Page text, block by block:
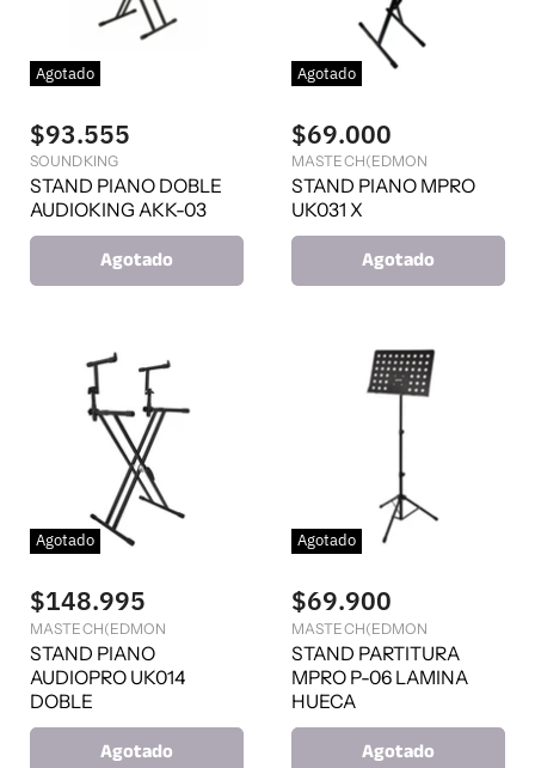
Agotado
$93.555
SOUNDKING
STAND PIANO DOBLE
AUDIOKING AKK-03
Agotado
Agotado
$69.000
MASTECH(EDMON
STAND PIANO MPRO
UK031 X
Agotado
Agotado
$148.995
MASTECH(EDMON
STAND PIANO
AUDIOPRO UK014
DOBLE
Agotado
Agotado
$69.900
MASTECH(EDMON
STAND PARTITURA
MPRO P-06 LAMINA
HUECA
Agotado